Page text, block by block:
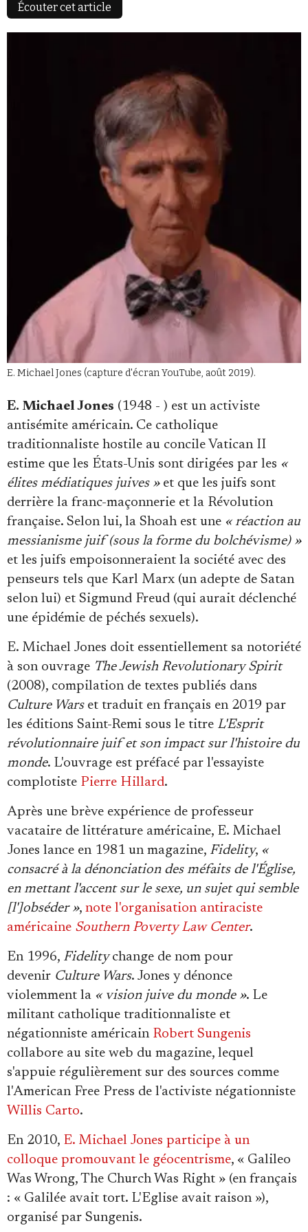
Se connecter
Écouter cet article
E. Michael Jones (capture d'écran YouTube, août 2019).
E. Michael Jones (1948 - ) est un activiste
antisémite américain. Ce catholique
traditionnaliste hostile au concile Vatican II
estime que les États-Unis sont dirigées par les «
élites médiatiques juives »et que les juifs sont
derrière la franc-maçonnerie et la Révolution
française. Selon lui, la Shoah est une « réaction au
messianisme juif (sous la forme du bolchévisme) »
et les juifs empoisonneraient la société avec des
penseurs tels que Karl Marx (un adepte de Satan
selon lui) et Sigmund Freud (qui aurait déclenché
une épidémie de péchés sexuels).
E. Michael Jones doit essentiellement sa notoriété
à son ouvrage The Jewish Revolutionary Spirit
(2008), compilation de textes publiés dans
Culture Warset traduit en français en 2019 par
les éditions Saint-Remi sous le titre L'Esprit
révolutionnaire juif et son impact sur l'histoire du
monde. L'ouvrage est préfacé par l'essayiste
complotiste Pierre Hillard.
Après une brève expérience de professeur
vacataire de littérature américaine, E. Michael
Jones lance en 1981 un magazine, Fidelity, «
consacré à la dénonciation des méfaits de l'Église,
en mettant l'accent sur le sexe, un sujet qui semble
[l']obséder », note l'organisation antiraciste
américaine Southern Poverty Law Center.
En 1996, Fidelitychange de nom pour
devenir Culture Wars. Jones y dénonce
violemment la « vision juive du monde ». Le
militant catholique traditionnaliste et
négationniste américain Robert Sungenis
collabore au site web du magazine, lequel
s'appuie régulièrement sur des sources comme
l'American Free Press de l'activiste négationniste
Willis Carto.
En 2010, E. Michael Jones participe à un
colloque promouvant le géocentrisme, « Galileo
Was Wrong, The Church Was Right » (en français
: « Galilée avait tort. L'Eglise avait raison »),
organisé par Sungenis.